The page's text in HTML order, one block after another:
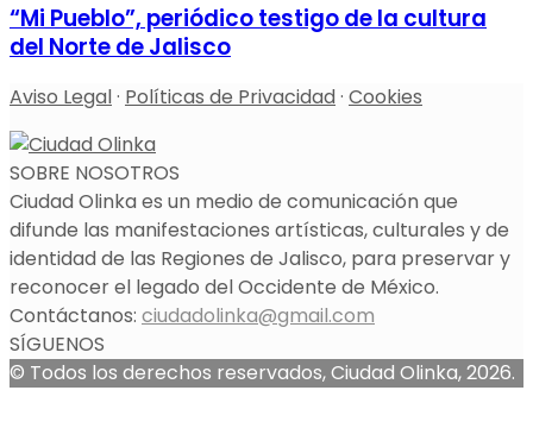
“Mi Pueblo”, periódico testigo de la cultura
del Norte de Jalisco
Aviso Legal· Políticas de Privacidad· Cookies
SOBRE NOSOTROS
Ciudad Olinka es un medio de comunicación que
difunde las manifestaciones artísticas, culturales y de
identidad de las Regiones de Jalisco, para preservar y
reconocer el legado del Occidente de México.
Contáctanos: ciudadolinka@gmail.com
SÍGUENOS
© Todos los derechos reservados, Ciudad Olinka, 2026.